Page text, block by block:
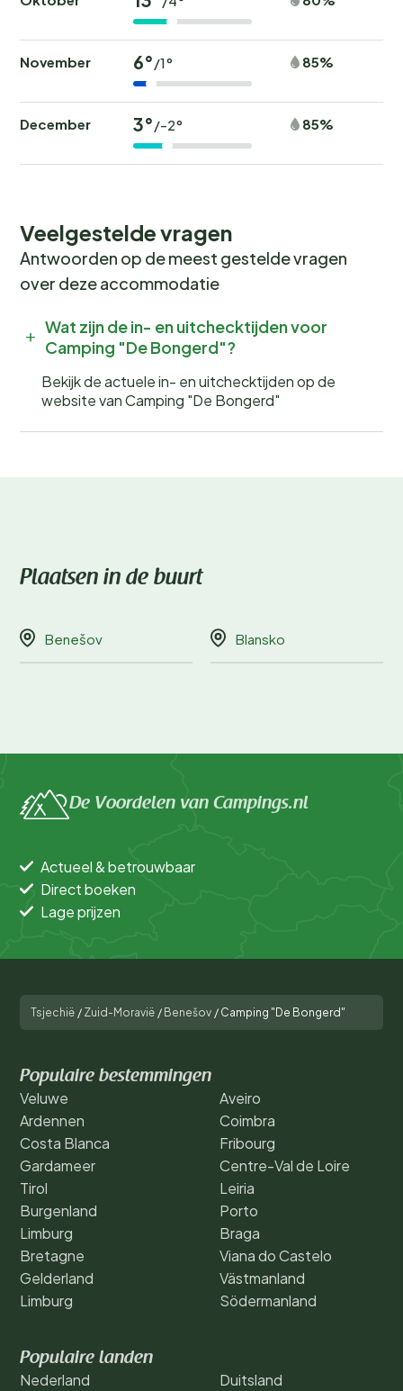
veelzijdige en gezinsvriendelijke camping in het
prachtige Zuid-Moravië.
November 6°/1° 85%
December 3°/-2° 85%
Veelgestelde vragen
Antwoorden op de meest gestelde vragen
over deze accommodatie
Wat zijn de in- en uitchecktijden voor
Camping "De Bongerd"?
Bekijk de actuele in- en uitchecktijden op de
website van Camping "De Bongerd"
Plaatsen in de buurt
Benešov Blansko
De Voordelen van Campings.nl
Actueel & betrouwbaar
Direct boeken
Lage prijzen
Tsjechië / Zuid-Moravië / Benešov / Camping "De Bongerd"
Populaire bestemmingen
Veluwe
Ardennen
Costa Blanca
Gardameer
Tirol
Burgenland
Limburg
Bretagne
Gelderland
Limburg
Aveiro
Coimbra
Fribourg
Centre-Val de Loire
Leiria
Porto
Braga
Viana do Castelo
Västmanland
Södermanland
Populaire landen
Nederland
Duitsland